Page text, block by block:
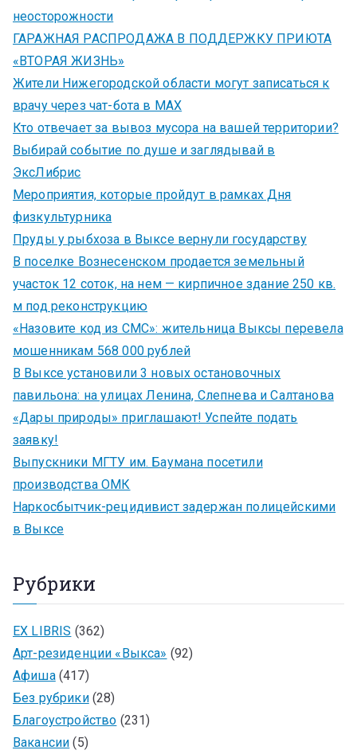
неосторожности
ГАРАЖНАЯ РАСПРОДАЖА В ПОДДЕРЖКУ ПРИЮТА
«ВТОРАЯ ЖИЗНЬ»
Жители Нижегородской области могут записаться к
врачу через чат-бота в MAX
Кто отвечает за вывоз мусора на вашей территории?
Выбирай событие по душе и заглядывай в
ЭксЛибрис
Мероприятия, которые пройдут в рамках Дня
физкультурника
Пруды у рыбхоза в Выксе вернули государству
В поселке Вознесенском продается земельный
участок 12 соток, на нем — кирпичное здание 250 кв.
м под реконструкцию
«Назовите код из СМС»: жительница Выксы перевела
мошенникам 568 000 рублей
В Выксе установили 3 новых остановочных
павильона: на улицах Ленина, Слепнева и Салтанова
«Дары природы» приглашают! Успейте подать
заявку!
Выпускники МГТУ им. Баумана посетили
производства ОМК
Наркосбытчик-рецидивист задержан полицейскими
в Выксе
Рубрики
EX LIBRIS (362)
Арт-резиденции «Выкса» (92)
Афиша(417)
Без рубрики(28)
Благоустройство (231)
Вакансии (5)